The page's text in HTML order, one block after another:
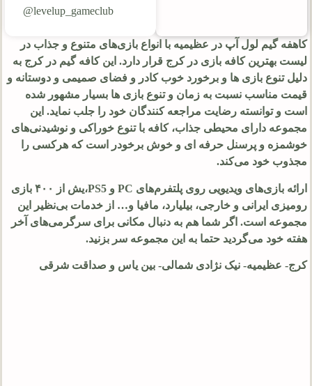
levelup_gameclub@
کاهفه گیم لول آپ در عظیمیه با انواع بازی‌های متنوع و جذاب در
لیست بهترین کافه بازی در کرج قرار دارد. این کافه گیم در کرج به
دلیل تنوع بازی ها و برخورد خوب کادر و فضای صمیمی و دوستانه و
قیمت مناسب نسبت به زمان و تنوع بازی ها بسیار مشهور شده
است و توانسته رضایت مراجعه کنندگان خود را جلب نماید. این
مجموعه دارای محیطی جذاب، کافه با تنوع خوراکی و نوشیدنی‌های
خوشمزه و پرسنل حرفه ای و خوش برخودر است که هرکسی را
مجذوب خود می‌کند.
ارائه بازی‌های ویدیویی روی پلتفرم‌های PC و PS5،یش از ۴۰۰ بازی
رومیزی ایرانی و خارجی، بیلیارد، مافیا و… از خدمات بی‌نظیر این
مجموعه است. اگر شما هم به دنبال مکانی برای سرگرمی‌های آخر
هفته خود می‌گردید حتما به این مجموعه سر بزنید.
کرج- عظیمیه- نیک نژادی شمالی- بین یاس و صداقت شرقی